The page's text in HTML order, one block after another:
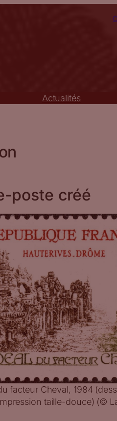
Actualités
poste créé
facteur Cheval, 1984
taille-douce) (©